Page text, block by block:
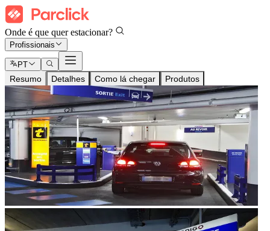
Onde é que quer estacionar?
Profissionais
PT
Resumo Detalhes Como lá chegar Produtos